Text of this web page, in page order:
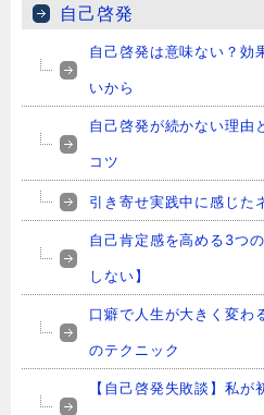
自己啓発
自己啓発は意味ない？効
いから
自己啓発が続かない理由
コツ
引き寄せ実践中に感じた
自己肯定感を高める3つ
しない】
口癖で人生が大きく変わ
のテクニック
【自己啓発失敗談】私